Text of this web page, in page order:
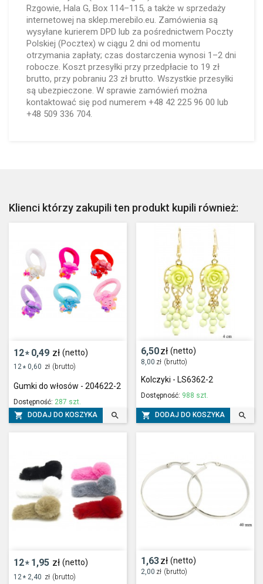
Rzgowie, Hala G, Box 114–115, a także w sprzedaży
internetowej na sklep.merebilo.eu. Zamówienia są
wysyłane kurierem DPD lub za pośrednictwem Poczty
Polskiej (Pocztex) w ciągu 2 dni od momentu
otrzymania zapłaty; czas dostarczenia wynosi 1–2 dni
robocze. Koszt przesyłki przy przedpłacie to 19 zł
brutto, przy pobraniu 23 zł brutto. Wszystkie przesyłki
są ubezpieczone. W sprawie zamówień można
kontaktować się pod numerem +48 42 225 96 00 lub
+48 509 336 704.
Klienci którzy zakupili ten produkt kupili również:
12* 0,49 zł (netto)
12* 0,60 zł (brutto)
Gumki do włosów - 204622-2
Dostępność: 287 szt.
 DODAJ DO KOSZYKA 
6,50zł (netto)
8,00 zł (brutto)
Kolczyki - LS6362-2
Dostępność: 988 szt.
 DODAJ DO KOSZYKA 
12* 1,95 zł (netto)
12 * 2,40 zł (brutto)
1,63zł (netto)
2,00 zł (brutto)